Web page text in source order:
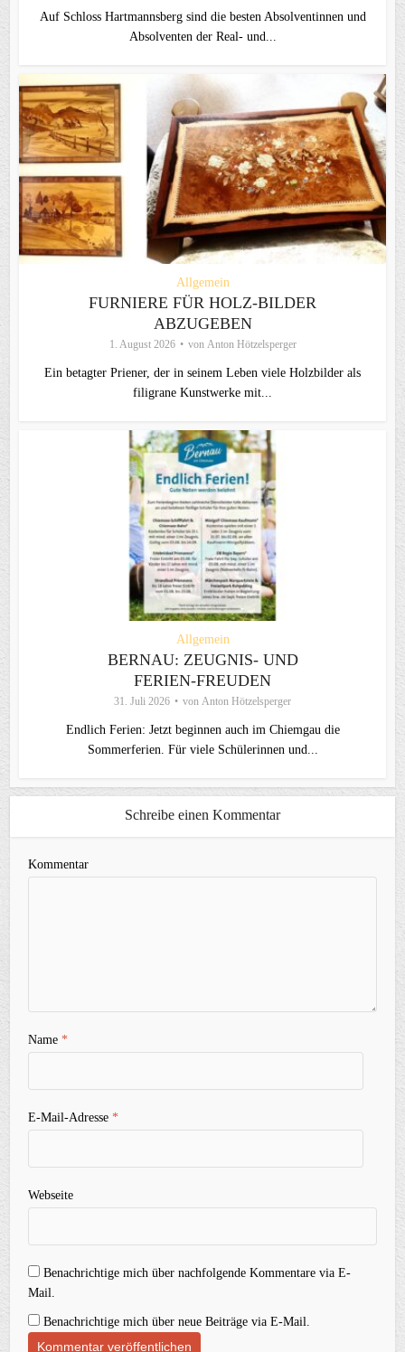
Auf Schloss Hartmannsberg sind die besten Absolventinnen und
Absolventen der Real- und...
Allgemein
FURNIERE FÜR HOLZ-BILDER
ABZUGEBEN
1. August 2026 von Anton Hötzelsperger
Ein betagter Priener, der in seinem Leben viele Holzbilder als
filigrane Kunstwerke mit...
Allgemein
BERNAU: ZEUGNIS- UND
FERIEN-FREUDEN
31. Juli 2026 von Anton Hötzelsperger
Endlich Ferien: Jetzt beginnen auch im Chiemgau die
Sommerferien. Für viele Schülerinnen und...
Schreibe einen Kommentar
Kommentar
Name*
E-Mail-Adresse*
Webseite
Benachrichtige mich über nachfolgende Kommentare via E-
Mail.
Benachrichtige mich über neue Beiträge via E-Mail.